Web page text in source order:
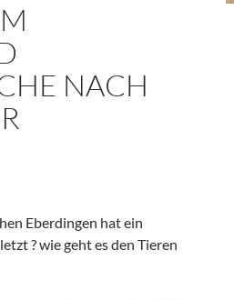
NACH
Eberdingen hat ein
? wie geht es den Tieren